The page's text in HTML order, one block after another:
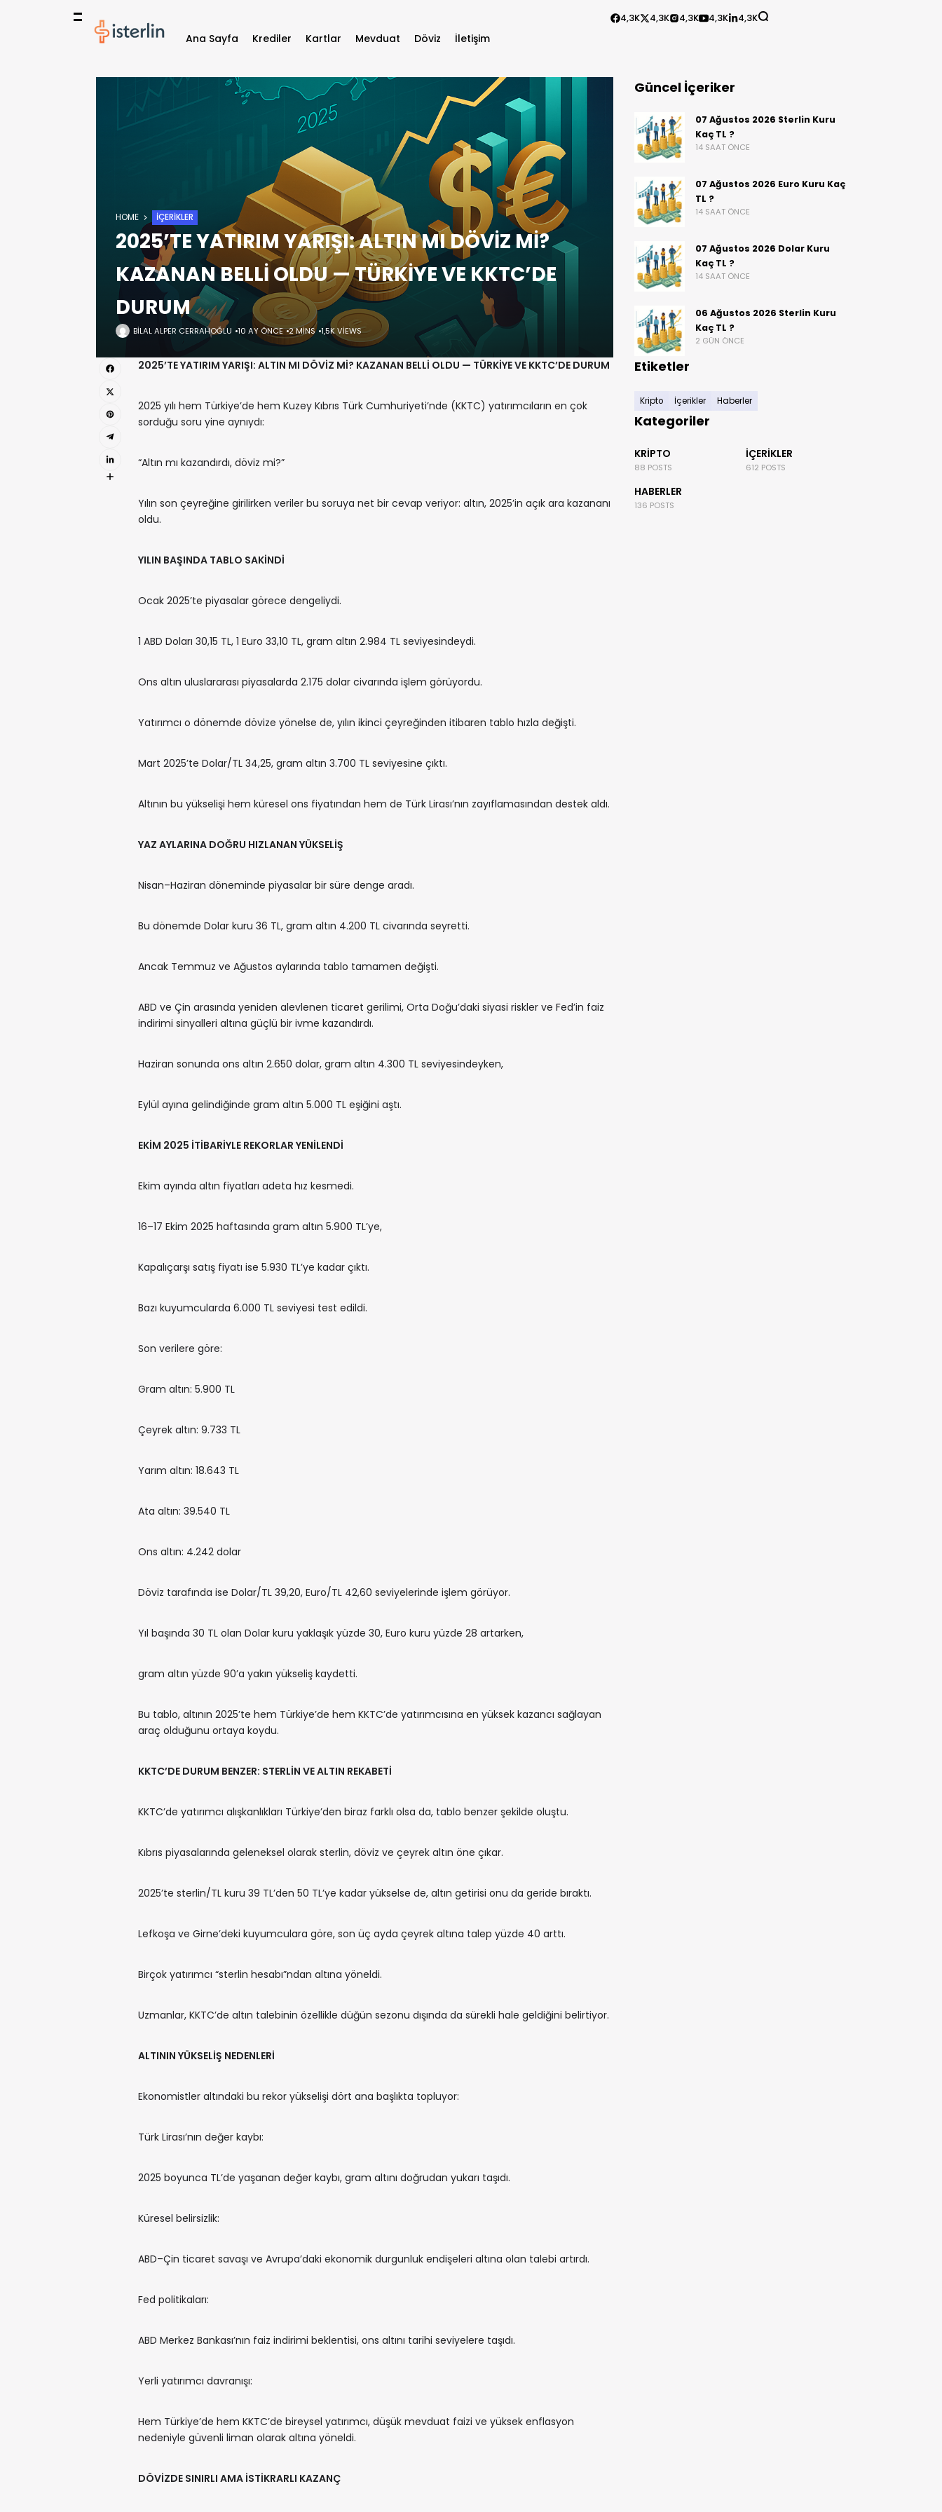
Ana Sayfa Krediler Kartlar Mevduat Döviz İletişim
4,3K 4,3K 4,3K 4,3K 4,3K
HOME İÇERIKLER
2025’TE YATIRIM YARIŞI: ALTIN MI DÖVİZ Mİ?
KAZANAN BELLİ OLDU — TÜRKİYE VE KKTC’DE
DURUM
BILAL ALPER CERRAHOĞLU 10 AY ÖNCE 2 MINS 1,5K VIEWS
2025’TE YATIRIM YARIŞI: ALTIN MI DÖVİZ Mİ? KAZANAN BELLİ OLDU — TÜRKİYE VE KKTC’DE DURUM
2025 yılı hem Türkiye’de hem Kuzey Kıbrıs Türk Cumhuriyeti’nde (KKTC) yatırımcıların en çok
sorduğu soru yine aynıydı:
“Altın mı kazandırdı, döviz mi?”
Yılın son çeyreğine girilirken veriler bu soruya net bir cevap veriyor: altın, 2025’in açık ara kazananı
oldu.
YILIN BAŞINDA TABLO SAKİNDİ
Ocak 2025’te piyasalar görece dengeliydi.
1 ABD Doları 30,15 TL, 1 Euro 33,10 TL, gram altın 2.984 TL seviyesindeydi.
Ons altın uluslararası piyasalarda 2.175 dolar civarında işlem görüyordu.
Yatırımcı o dönemde dövize yönelse de, yılın ikinci çeyreğinden itibaren tablo hızla değişti.
Mart 2025’te Dolar/TL 34,25, gram altın 3.700 TL seviyesine çıktı.
Altının bu yükselişi hem küresel ons fiyatından hem de Türk Lirası’nın zayıflamasından destek aldı.
YAZ AYLARINA DOĞRU HIZLANAN YÜKSELİŞ
Nisan–Haziran döneminde piyasalar bir süre denge aradı.
Bu dönemde Dolar kuru 36 TL, gram altın 4.200 TL civarında seyretti.
Ancak Temmuz ve Ağustos aylarında tablo tamamen değişti.
ABD ve Çin arasında yeniden alevlenen ticaret gerilimi, Orta Doğu’daki siyasi riskler ve Fed’in faiz
indirimi sinyalleri altına güçlü bir ivme kazandırdı.
Haziran sonunda ons altın 2.650 dolar, gram altın 4.300 TL seviyesindeyken,
Eylül ayına gelindiğinde gram altın 5.000 TL eşiğini aştı.
EKİM 2025 İTİBARİYLE REKORLAR YENİLENDİ
Ekim ayında altın fiyatları adeta hız kesmedi.
16–17 Ekim 2025 haftasında gram altın 5.900 TL’ye,
Kapalıçarşı satış fiyatı ise 5.930 TL’ye kadar çıktı.
Bazı kuyumcularda 6.000 TL seviyesi test edildi.
Son verilere göre:
Gram altın: 5.900 TL
Çeyrek altın: 9.733 TL
Yarım altın: 18.643 TL
Ata altın: 39.540 TL
Ons altın: 4.242 dolar
Döviz tarafında ise Dolar/TL 39,20, Euro/TL 42,60 seviyelerinde işlem görüyor.
Yıl başında 30 TL olan Dolar kuru yaklaşık yüzde 30, Euro kuru yüzde 28 artarken,
gram altın yüzde 90’a yakın yükseliş kaydetti.
Bu tablo, altının 2025’te hem Türkiye’de hem KKTC’de yatırımcısına en yüksek kazancı sağlayan
araç olduğunu ortaya koydu.
KKTC’DE DURUM BENZER: STERLİN VE ALTIN REKABETİ
KKTC’de yatırımcı alışkanlıkları Türkiye’den biraz farklı olsa da, tablo benzer şekilde oluştu.
Kıbrıs piyasalarında geleneksel olarak sterlin, döviz ve çeyrek altın öne çıkar.
2025’te sterlin/TL kuru 39 TL’den 50 TL’ye kadar yükselse de, altın getirisi onu da geride bıraktı.
Lefkoşa ve Girne’deki kuyumculara göre, son üç ayda çeyrek altına talep yüzde 40 arttı.
Birçok yatırımcı “sterlin hesabı”ndan altına yöneldi.
Uzmanlar, KKTC’de altın talebinin özellikle düğün sezonu dışında da sürekli hale geldiğini belirtiyor.
ALTININ YÜKSELİŞ NEDENLERİ
Ekonomistler altındaki bu rekor yükselişi dört ana başlıkta topluyor:
Türk Lirası’nın değer kaybı:
2025 boyunca TL’de yaşanan değer kaybı, gram altını doğrudan yukarı taşıdı.
Küresel belirsizlik:
ABD–Çin ticaret savaşı ve Avrupa’daki ekonomik durgunluk endişeleri altına olan talebi artırdı.
Fed politikaları:
ABD Merkez Bankası’nın faiz indirimi beklentisi, ons altını tarihi seviyelere taşıdı.
Yerli yatırımcı davranışı:
Hem Türkiye’de hem KKTC’de bireysel yatırımcı, düşük mevduat faizi ve yüksek enflasyon
nedeniyle güvenli liman olarak altına yöneldi.
DÖVİZDE SINIRLI AMA İSTİKRARLI KAZANÇ
Güncel İçeriker
07 Ağustos 2026 Sterlin Kuru
Kaç TL ?
14 SAAT ÖNCE
07 Ağustos 2026 Euro Kuru Kaç
TL ?
14 SAAT ÖNCE
07 Ağustos 2026 Dolar Kuru
Kaç TL ?
14 SAAT ÖNCE
06 Ağustos 2026 Sterlin Kuru
Kaç TL ?
2 GÜN ÖNCE
Etiketler
Kripto İçerikler Haberler
Kategoriler
KRIPTO
88 POSTS
İÇERIKLER
612 POSTS
HABERLER
136 POSTS